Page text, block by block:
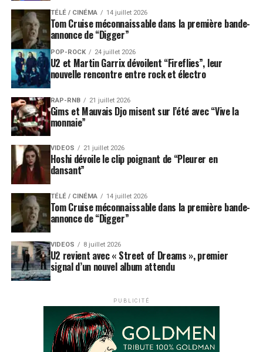
TÉLÉ / CINÉMA 14 juillet 2026
Tom Cruise méconnaissable dans la première bande-
annonce de “Digger”
POP-ROCK 24 juillet 2026
U2 et Martin Garrix dévoilent “Fireflies”, leur
nouvelle rencontre entre rock et électro
RAP-RNB 21 juillet 2026
Gims et Mauvais Djo misent sur l’été avec “Vive la
monnaie”
VIDEOS 21 juillet 2026
Hoshi dévoile le clip poignant de “Pleurer en
dansant”
TÉLÉ / CINÉMA 14 juillet 2026
Tom Cruise méconnaissable dans la première bande-
annonce de “Digger”
VIDEOS 8 juillet 2026
U2 revient avec « Street of Dreams », premier
signal d’un nouvel album attendu
PUBLICITÉ